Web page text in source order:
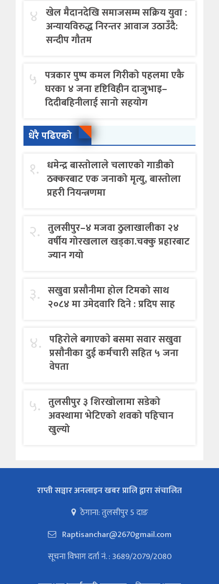
४ खेल मैदानदेखि समाजसम्म सक्रिय युवा :
अन्यायविरुद्ध निरन्तर आवाज उठाउँदै:
सन्दीप गौतम
५ पत्रकार पुष्प कमल गिरीको पहलमा एकै
घरका ४ जना दृष्टिविहीन दाजुभाइ–
दिदीबहिनीलाई सानो सहयोग
धेरै पढिएको
१. धमेन्द्र बास्तोलाले चलाएको गाडीको
ठक्करबाट एक जनाको मृत्यु, बास्तोला
प्रहरी नियन्त्रणमा
२. तुलसीपुर–४ मजवा ठुलाखालीका २४
वर्षीय गोरखलाल खड्का.चक्कु प्रहारबाट
ज्यान गयो
३. सखुवा प्रसौनीमा होल टिमको साथ
२०८४ मा उमेदवारि दिने : प्रदिप साह
४. पहिराेले बगाएकाे बसमा सवार सखुवा
प्रसाैनीका दुई कर्मचारी सहित ५ जना
वेपता
५. तुलसीपुर ३ शिरखोलामा सडेको
अवस्थामा भेटिएको शवको पहिचान
खुल्यो
राप्ती सञ्चार अनलाइन खबर प्रालि द्वारा संचालित
ठेगाना: तुलसीपुर 5 दाङ
Raptisanchar@2670gmail.com
सूचना विभाग दर्ता नं. : 3689/2079/2080